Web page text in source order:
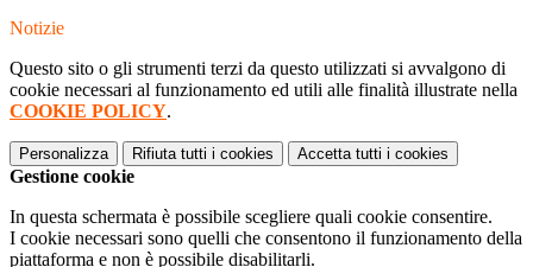
Notizie
Questo sito o gli strumenti terzi da questo utilizzati si avvalgono di
cookie necessari al funzionamento ed utili alle finalità illustrate nella
COOKIE POLICY.
Personalizza Rifiuta tutti i cookies Accetta tutti i cookies
Gestione cookie
In questa schermata è possibile scegliere quali cookie consentire.
I cookie necessari sono quelli che consentono il funzionamento della
piattaforma e non è possibile disabilitarli.